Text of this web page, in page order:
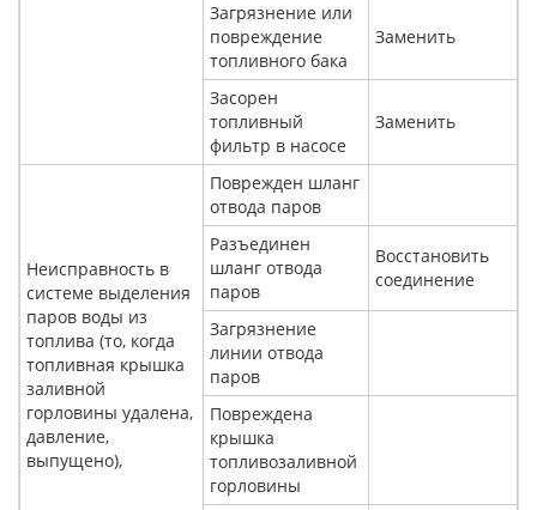
Загрязнение или
повреждение
топливного бака
Заменить
Засорен
топливный
фильтр в насосе
Заменить
Неисправность в
системе выделения
паров воды из
топлива (то, когда
топливная крышка
заливной
горловины удалена,
давление,
выпущено),
Поврежден шланг
отвода паров
Разъединен
шланг отвода
паров
Восстановить
соединение
Загрязнение
линии отвода
паров
Повреждена
крышка
топливозаливной
горловины